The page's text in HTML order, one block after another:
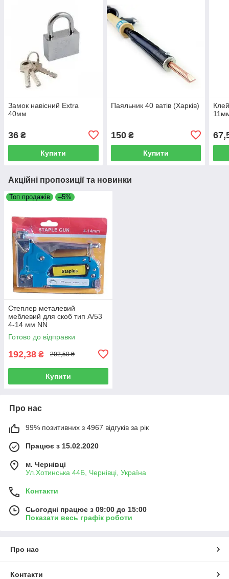
Замок навісний Extra
40мм
36 ₴
Купити
Паяльник 40 ватів (Харків)
150₴
Купити
Акційні пропозиції та новинки
Топ продажів –5%
Степлер металевий
меблевий для скоб тип A/53
4-14 мм NN
Готово до відправки
192,38 ₴ 202,50 ₴
Купити
Про нас
99% позитивних з 4967 відгуків за рік
Працює з 15.02.2020
м. Чернівці
Ул.Хотинська 44Б, Чернівці, Україна
Контакти
Сьогодні працює з 09:00 до 15:00
Показати весь графік роботи
Про нас
Контакти